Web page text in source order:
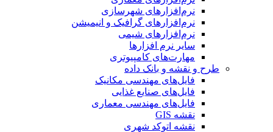
نرم‌افزارهای شهرسازی
نرم‌افزارهای گرافیک و انیمیشن
نرم‌افزارهای شیمی
سایر نرم افزارها
مهارت‌های کامپیوتری
طرح و نقشه و بانک داده
فایل‌های مهندسی مکانیک
فایل‌های صنایع غذایی
فایل‌های مهندسی معماری
نقشه GIS
نقشه اتوکد شهری